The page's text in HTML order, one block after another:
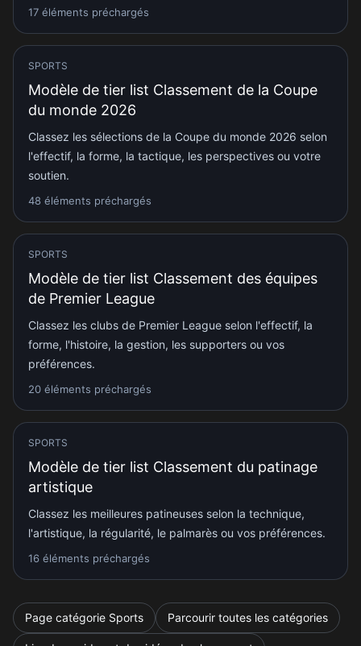
17 éléments préchargés
SPORTS
Modèle de tier list Classement de la Coupe
du monde 2026
Classez les sélections de la Coupe du monde 2026 selon
l'effectif, la forme, la tactique, les perspectives ou votre
soutien.
48 éléments préchargés
SPORTS
Modèle de tier list Classement des équipes
de Premier League
Classez les clubs de Premier League selon l'effectif, la
forme, l'histoire, la gestion, les supporters ou vos
préférences.
20 éléments préchargés
SPORTS
Modèle de tier list Classement du patinage
artistique
Classez les meilleures patineuses selon la technique,
l'artistique, la régularité, le palmarès ou vos préférences.
16 éléments préchargés
Page catégorie Sports Parcourir toutes les catégories